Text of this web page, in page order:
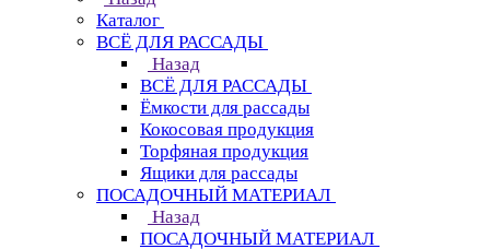
Каталог
ВСЁ ДЛЯ РАССАДЫ
Назад
ВСЁ ДЛЯ РАССАДЫ
Ёмкости для рассады
Кокосовая продукция
Торфяная продукция
Ящики для рассады
ПОСАДОЧНЫЙ МАТЕРИАЛ
Назад
ПОСАДОЧНЫЙ МАТЕРИАЛ